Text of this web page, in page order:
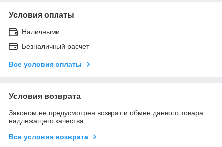
Условия оплаты
Наличными
Безналичный расчет
Все условия оплаты
Условия возврата
Законом не предусмотрен возврат и обмен данного товара
надлежащего качества
Все условия возврата